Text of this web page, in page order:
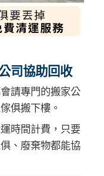
司協助回收
請專門的搬家公
俱搬下樓。
時間計費，只要
、廢棄物都能協